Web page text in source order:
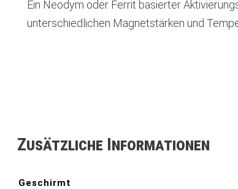
Ein Neodym oder Ferrit basierter
unterschiedlichen Magnetstärken und
Zusätzliche Informationen
Geschirmt